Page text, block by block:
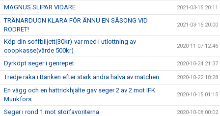
MAGNUS SLIPAR VIDARE 2021-03-15 20:11
TRÄNARDUON KLARA FÖR ÄNNU EN SÄSONG VID
RODRET!
2021-03-15 20:00
Köp din soffbiljett(30kr)-var med i utlottning av
coopkasse(värde 500kr)
2020-11-07 12:46
Dyrköpt seger i genrepet 2020-10-24 21:37
Tredje raka i Banken efter stark andra halva av matchen. 2020-10-22 18:28
En vägg och en hattrickhjälte gav seger 2 av 2 mot IFK
Munkfors
2020-10-15 01:15
Seger i rond 1 mot storfavoriterna 2020-10-08 00:02